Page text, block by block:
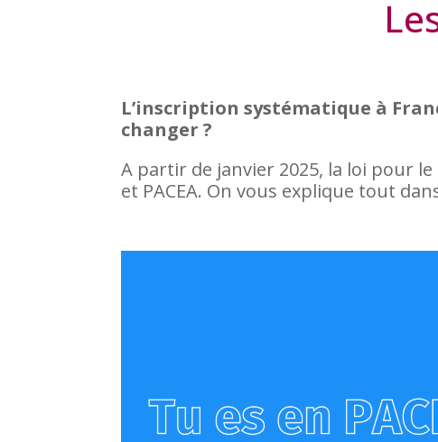
L’inscription systématique à
changer ?
A partir de janvier 2025, la loi pour
et PACEA. On vous explique tout